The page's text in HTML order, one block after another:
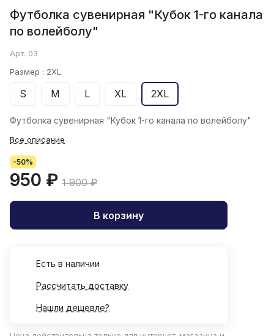
Футболка сувенирная "Кубок 1-го канала
по волейболу"
Арт. 03
Размер : 2XL
S M L XL 2XL
Футболка сувенирная "Кубок 1-го канала по волейболу"
Все описание
-50%
950 ₽ 1 900 ₽
В корзину
Есть в наличии
Рассчитать доставку
Нашли дешевле?